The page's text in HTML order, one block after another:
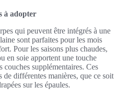
à adopter
qui peuvent être intégrés à une
sont parfaites pour les mois
Pour les saisons plus chaudes,
en soie apportent une touche
couches supplémentaires. Ces
de différentes manières, que ce soit
sur les épaules.